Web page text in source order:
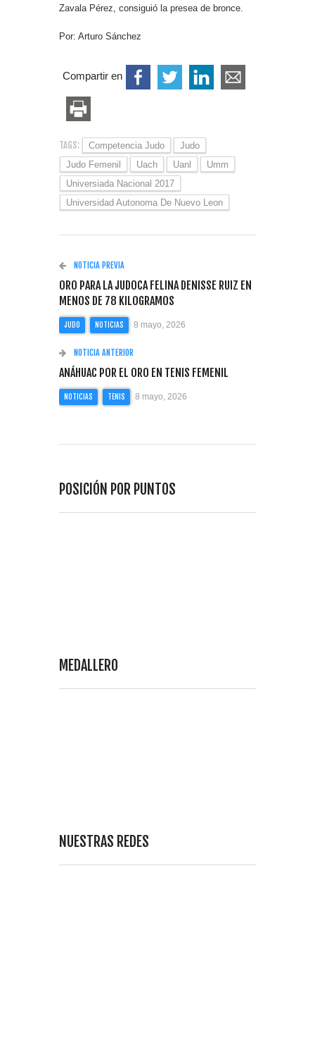
Zavala Pérez, consiguió la presea de bronce.
Por: Arturo Sánchez
Compartir en
TAGS: Competencia Judo
Judo
Judo Femenil
Uach Uanl
Umm
Universiada Nacional 2017
Universidad Autonoma De Nuevo Leon
NOTICIA PREVIA
ORO PARA LA JUDOCA FELINA DENISSE RUIZ EN
MENOS DE 78 KILOGRAMOS
JUDO NOTICIAS 8 mayo, 2026
NOTICIA ANTERIOR
ANÁHUAC POR EL ORO EN TENIS FEMENIL
NOTICIAS TENIS 8 mayo, 2026
POSICIÓN POR PUNTOS
MEDALLERO
NUESTRAS REDES